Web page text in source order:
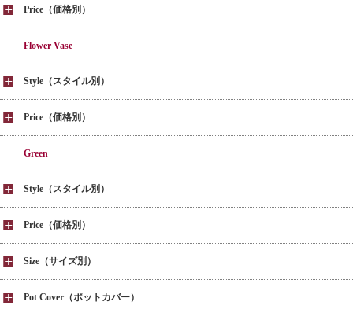
Price（価格別）
Flower Vase
Style（スタイル別）
Price（価格別）
Green
Style（スタイル別）
Price（価格別）
Size（サイズ別）
Pot Cover（ポットカバー）